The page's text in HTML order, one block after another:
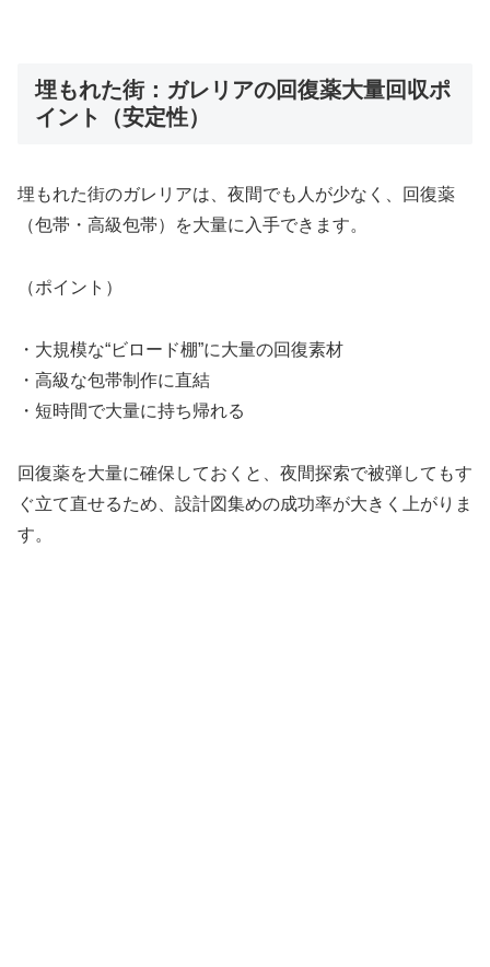
埋もれた街：ガレリアの回復薬大量回収ポ
イント（安定性）
埋もれた街のガレリアは、夜間でも人が少なく、回復薬
（包帯・高級包帯）を大量に入手できます。
（ポイント）
・大規模な“ビロード棚”に大量の回復素材
・高級な包帯制作に直結
・短時間で大量に持ち帰れる
回復薬を大量に確保しておくと、夜間探索で被弾してもす
ぐ立て直せるため、設計図集めの成功率が大きく上がりま
す。